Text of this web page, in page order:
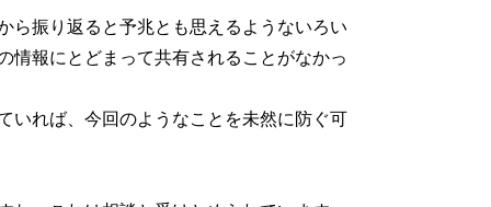
振り返ると予兆とも思えるようないろい
情報にとどまって共有されることがなかっ
れば、今回のようなことを未然に防ぐ可